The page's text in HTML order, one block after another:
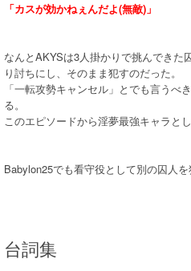
「カスが効かねぇんだよ(無敵)」
なんとAKYSは3人掛かりで挑んできた
り討ちにし、そのまま犯すのだった。
「一転攻勢キャンセル」とでも言うべ
る。
このエピソードから淫夢最強キャラと
Babylon25でも看守役として別の囚人を
台詞集